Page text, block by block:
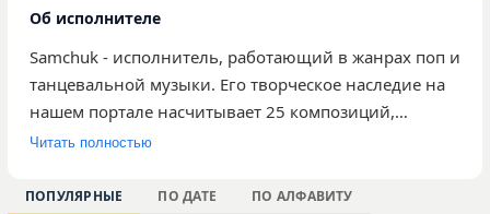
Об исполнителе
Samchuk - исполнитель, работающий в жанрах поп и
танцевальной музыки. Его творческое наследие на
нашем портале насчитывает 25 композиций,
которые суммарно собрали 1 980 прослушиваний.
всего выбирают песни «Коси», «Зачарований» и
Читать полностью
ПОПУЛЯРНЫЕ ПО ДАТЕ ПО АЛФАВИТУ